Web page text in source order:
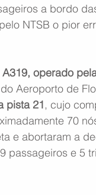
a bordo
NTSB o pior
operado
Aeroporto de
pista 21, cujo
70
e abortaram a
passageiros e 5